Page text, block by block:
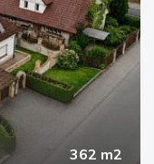
362 m2